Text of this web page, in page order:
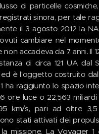
di particelle
sinora, per tale
il 3 agosto 2012 la
cambiare nel
accadeva da 7 anni.
di circa 121 UA
è l'oggetto costruito
ha raggiunto lo spazio
ore luce o 22,563
km/s, pari ad oltre
stati attivati dei
missione. La Voyager